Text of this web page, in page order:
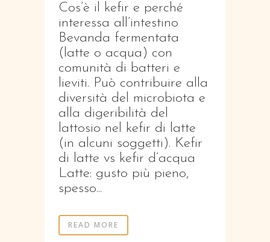
Cos’è il kefir e perché
interessa all’intestino
Bevanda fermentata
(latte o acqua) con
comunità di batteri e
lieviti. Può contribuire alla
diversità del microbiota e
alla digeribilità del
lattosio nel kefir di latte
(in alcuni soggetti). Kefir
di latte vs kefir d’acqua
Latte: gusto più pieno,
spesso...
READ MORE